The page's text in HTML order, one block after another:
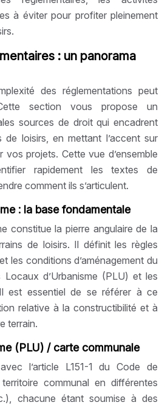
à éviter pour profiter pleinement
: un panorama
des réglementations peut
section vous propose un
sources de droit qui encadrent
de loisirs, en mettant l’accent sur
projets. Cette vue d’ensemble
rapidement les textes de
comment ils s’articulent.
: la base fondamentale
constitue la pierre angulaire de la
de loisirs. Il définit les règles
les conditions d’aménagement du
d’Urbanisme (PLU) et les
est essentiel de se référer à ce
relative à la constructibilité et à
terrain.
(PLU) / carte communale
l’article L151-1 du Code de
communal en différentes
chacune étant soumise à des